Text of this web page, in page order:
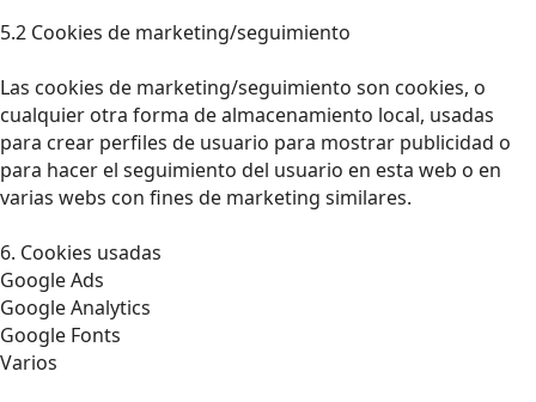
5.2 Cookies de marketing/seguimiento
Las cookies de marketing/seguimiento son cookies, o
cualquier otra forma de almacenamiento local, usadas
para crear perfiles de usuario para mostrar publicidad o
para hacer el seguimiento del usuario en esta web o en
varias webs con fines de marketing similares.
6. Cookies usadas
Google Ads
Google Analytics
Google Fonts
Varios